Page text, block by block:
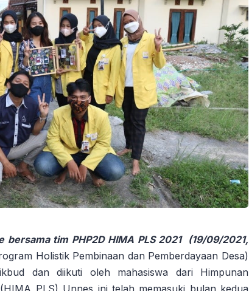
tim PHP2D HIMA PLS 2021 (19/09/2021,
Holistik Pembinaan dan Pemberdayaan Desa)
dan diikuti oleh mahasiswa dari Himpunan